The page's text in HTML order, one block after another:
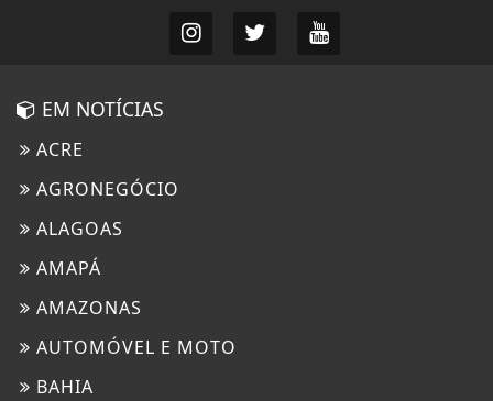
EM NOTÍCIAS
ACRE
AGRONEGÓCIO
ALAGOAS
AMAPÁ
AMAZONAS
AUTOMÓVEL E MOTO
BAHIA